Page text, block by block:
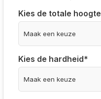
Kies de totale hoogte
Kies de hardheid*